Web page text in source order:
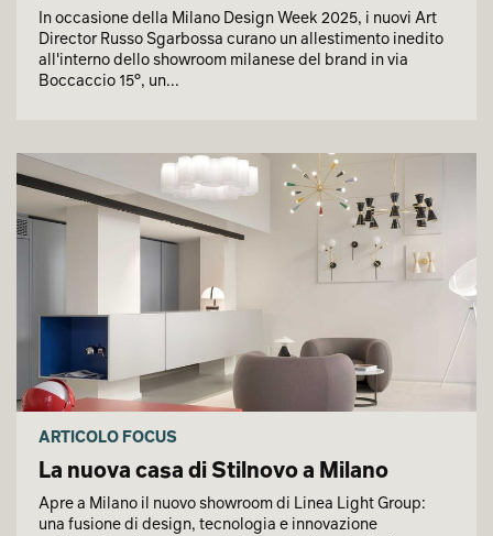
In occasione della Milano Design Week 2025, i nuovi Art
Director Russo Sgarbossa curano un allestimento inedito
all'interno dello showroom milanese del brand in via
Boccaccio 15°, un...
ARTICOLO FOCUS
La nuova casa di Stilnovo a Milano
Apre a Milano il nuovo showroom di Linea Light Group:
una fusione di design, tecnologia e innovazione